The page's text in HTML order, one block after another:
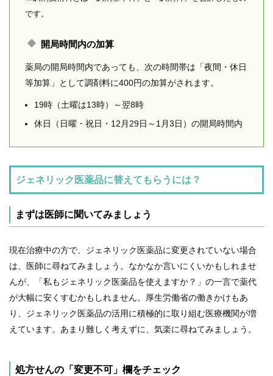
です。
開局時間内の加算
薬局の開局時間内であっても、次の時間帯は「夜間・休日
等加算」として調剤料に400円の加算がされます。
19時（土曜は13時）～翌8時
休日（日曜・祝日・12月29日～1月3日）の開局時間内
ジェネリック医薬品に替えてもらうには？
まずは医師に聞いてみましょう
現在治療中の方で、ジェネリック医薬品に変更されていない場合
は、医師に尋ねてみましょう。なかなか言いにくいかもしれませ
んが、「私もジェネリック医薬品を使えますか？」の一言で薬代
が大幅に安くすむかもしれません。厚生労働省の働きかけもあ
り、ジェネリック医薬品の活用に積極的に取り組む医療機関が増
えています。あまり難しく考えずに、気楽に尋ねてみましょう。
処方せんの「変更不可」欄をチェック